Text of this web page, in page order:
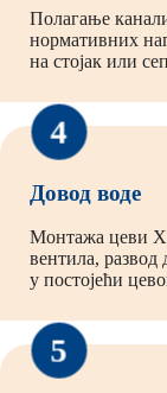
Полагање
нормативних
на стојак или
Довод воде
4
Монтажа цеви
вентила,
у постојећи
5